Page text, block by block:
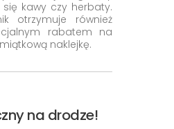
kawy czy herbaty.
otrzymuje również
rabatem na
naklejkę.
na drodze!